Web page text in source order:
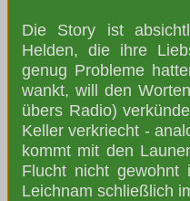
Die Story ist
Helden, die ihre
genug Probleme
wankt, will den
übers Radio)
Keller verkriecht -
kommt mit den
Flucht nicht gewohnt
Leichnam schließlich